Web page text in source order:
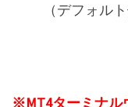
（デフォル
※MT4ターミナル